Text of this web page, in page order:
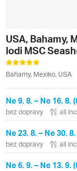
USA, Bahamy,
lodi MSC
Bahamy, Mexiko, USA
Ne 9. 8. – Ne 16. 8.
bez dopravy all
Ne 23. 8. – Ne 30.
bez dopravy all
Ne 6. 9. – Ne 13. 9.